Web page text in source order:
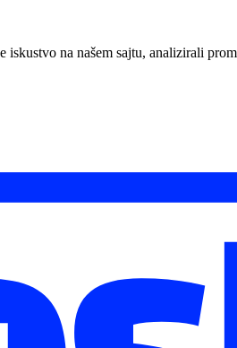
na našem sajtu, analizirali